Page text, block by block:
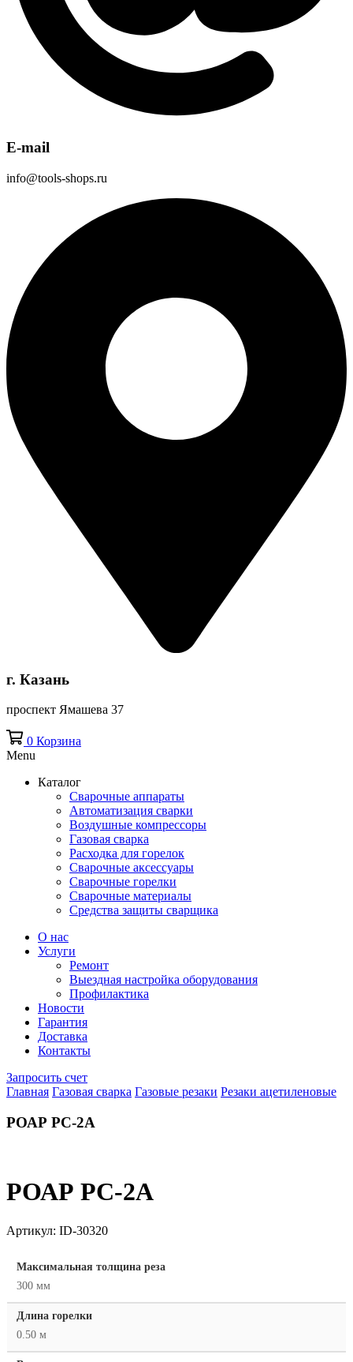
E-mail
info@tools-shops.ru
г. Казань
проспект Ямашева 37
0 Корзина
Menu
Каталог
Сварочные аппараты
Автоматизация сварки
Воздушные компрессоры
Газовая сварка
Расходка для горелок
Сварочные аксессуары
Сварочные горелки
Сварочные материалы
Средства защиты сварщика
О нас
Услуги
Ремонт
Выездная настройка оборудования
Профилактика
Новости
Гарантия
Доставка
Контакты
Запросить счет
Главная Газовая сварка Газовые резаки Резаки ацетиленовые
РОАР РС-2А
РОАР РС-2А
Артикул: ID-30320
Максимальная толщина реза
300 мм
Длина горелки
0.50 м